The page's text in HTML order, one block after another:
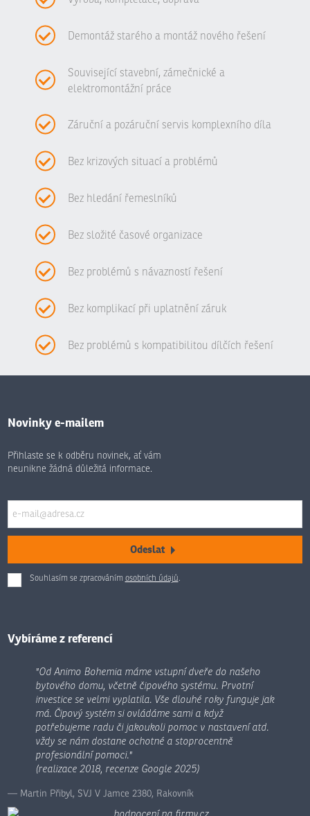
Demontáž starého a montáž nového řešení
Související stavební, zámečnické a
elektromontážní práce
Záruční a pozáruční servis komplexního díla
Bez krizových situací a problémů
Bez hledání řemeslníků
Bez složité časové organizace
Bez problémů s návazností řešení
Bez komplikací při uplatnění záruk
Bez problémů s kompatibilitou dílčích řešení
Novinky e-mailem
Přihlaste se k odběru novinek, ať vám
neunikne žádná důležitá informace.
Odeslat
Souhlasím se zpracováním osobních údajů.
Formulář
odeslat.
Vybíráme z referencí
"Od Animo Bohemia máme vstupní dveře do našeho
bytového domu, včetně čipového systému. Prvotní
investice se velmi vyplatila. Vše dlouhé roky funguje jak
má. Čipový systém si ovládáme sami a když
potřebujeme radu či jakoukoli pomoc v nastavení atd.
vždy se nám dostane ochotné a stoprocentně
profesionální pomoci."
(realizace 2018, recenze Google 2025)
Martin Přibyl, SVJ V Jamce 2380, Rakovník